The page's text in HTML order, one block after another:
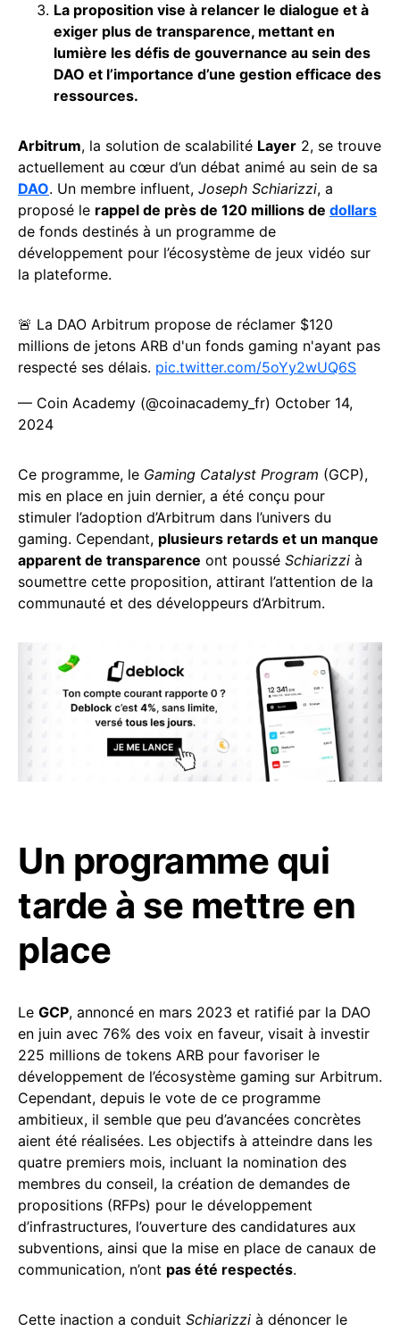
La proposition vise à relancer le dialogue et à
exiger plus de transparence, mettant en
lumière les défis de gouvernance au sein des
DAO et l’importance d’une gestion efficace des
ressources.
Arbitrum, la solution de scalabilité Layer 2, se trouve
actuellement au cœur d’un débat animé au sein de sa
DAO. Un membre influent, Joseph Schiarizzi, a
proposé le rappel de près de 120 millions de dollars
de fonds destinés à un programme de
développement pour l’écosystème de jeux vidéo sur
la plateforme.
🚨 La DAO Arbitrum propose de réclamer $120
millions de jetons ARB d'un fonds gaming n'ayant pas
respecté ses délais. pic.twitter.com/5oYy2wUQ6S
— Coin Academy (@coinacademy_fr) October 14,
2024
Ce programme, le Gaming Catalyst Program (GCP),
mis en place en juin dernier, a été conçu pour
stimuler l’adoption d’Arbitrum dans l’univers du
gaming. Cependant, plusieurs retards et un manque
apparent de transparence ont poussé Schiarizzi à
soumettre cette proposition, attirant l’attention de la
communauté et des développeurs d’Arbitrum.
Un programme qui
tarde à se mettre en
place
Le GCP, annoncé en mars 2023 et ratifié par la DAO
en juin avec 76% des voix en faveur, visait à investir
225 millions de tokens ARB pour favoriser le
développement de l’écosystème gaming sur Arbitrum.
Cependant, depuis le vote de ce programme
ambitieux, il semble que peu d’avancées concrètes
aient été réalisées. Les objectifs à atteindre dans les
quatre premiers mois, incluant la nomination des
membres du conseil, la création de demandes de
propositions (RFPs) pour le développement
d’infrastructures, l’ouverture des candidatures aux
subventions, ainsi que la mise en place de canaux de
communication, n’ont pas été respectés.
Cette inaction a conduit Schiarizzi à dénoncer le